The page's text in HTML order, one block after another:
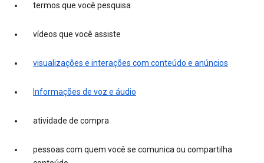
termos que você pesquisa
vídeos que você assiste
visualizações e interações com conteúdo e anúncios
Informações de voz e áudio
atividade de compra
pessoas com quem você se comunica ou compartilha